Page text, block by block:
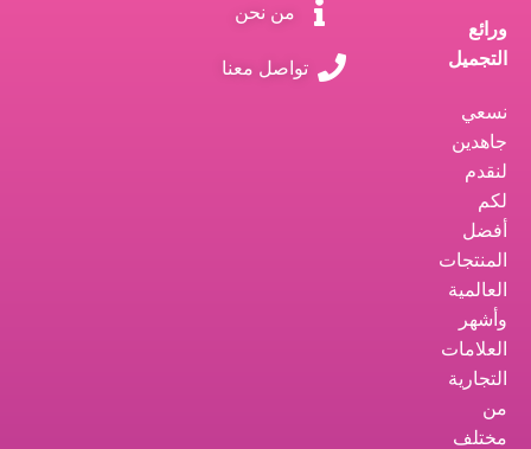
ورائع
التجميل
نسعي
جاهدين
لنقدم
لكم
أفضل
المنتجات
العالمية
وأشهر
العلامات
التجارية
من
مختلف
من نحن
تواصل معنا